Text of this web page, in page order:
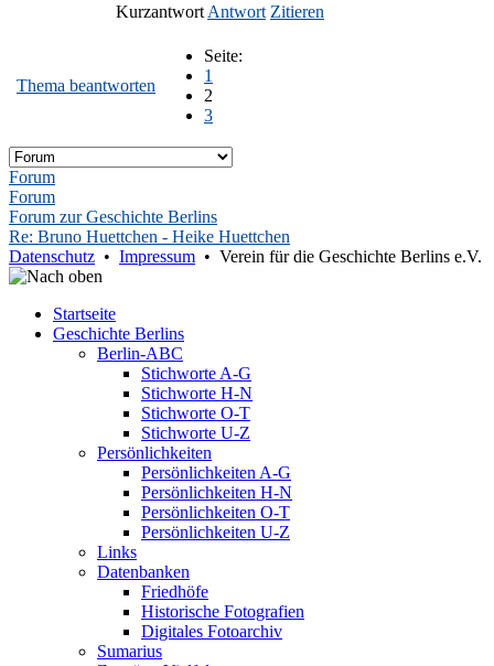
Kurzantwort Antwort Zitieren
Thema beantworten
Seite:
1
2
3
Forum
Forum
Forum zur Geschichte Berlins
Re: Bruno Huettchen - Heike Huettchen
Datenschutz • Impressum • Verein für die Geschichte Berlins e.V.
Startseite
Geschichte Berlins
Berlin-ABC
Stichworte A-G
Stichworte H-N
Stichworte O-T
Stichworte U-Z
Persönlichkeiten
Persönlichkeiten A-G
Persönlichkeiten H-N
Persönlichkeiten O-T
Persönlichkeiten U-Z
Links
Datenbanken
Friedhöfe
Historische Fotografien
Digitales Fotoarchiv
Sumarius